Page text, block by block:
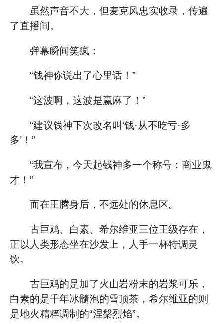
虽然声音不大，但麦克风忠实收录，传遍
了直播间。
弹幕瞬间笑疯：
“钱神你说出了心里话！”
“这波啊，这波是赢麻了！”
“建议钱神下次改名叫‘钱·从不吃亏·多
多’！”
“我宣布，今天起钱神多一个称号：商业鬼
才！”
而在王腾身后，不远处的休息区。
古巨鸡、白素、希尔维亚三位王级存在，
正以人类形态坐在沙发上，人手一杯特调灵
饮。
古巨鸡的是加了火山岩粉末的岩浆可乐，
白素的是千年冰髓泡的雪顶茶，希尔维亚的则
是地火精粹调制的“涅槃烈焰”。